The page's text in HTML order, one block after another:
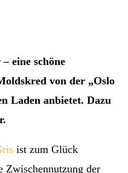
eine schöne
von der „Oslo
Laden anbietet. Dazu
ist zum Glück
Zwischennutzung der